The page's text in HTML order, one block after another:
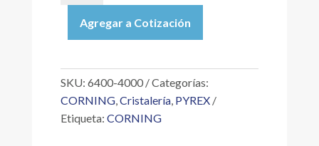
EMBUDO
DE
SQUIBB
CON
TAPÓN
Agregar a Cotización
SKU: 6400-4000
Categorías:
CORNING,Cristalería, PYREX
Etiqueta: CORNING